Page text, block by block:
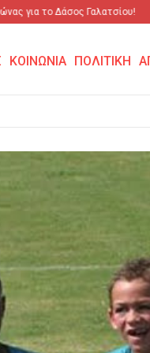
το Δάσος Γαλατσίου!
ΚΟΙΝΩΝΙΑ ΠΟΛΙΤΙΚΗ